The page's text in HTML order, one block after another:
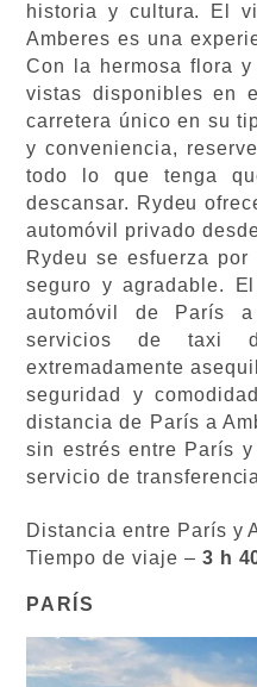
historia y cultura. El
Amberes es una
Con la hermosa flora
vistas disponibles en
carretera único en su
y conveniencia,
todo lo que tenga
descansar. Rydeu
automóvil privado
Rydeu se esfuerza
seguro y agradable.
automóvil de París
servicios de taxi
extremadamente
seguridad y
distancia de París a
sin estrés entre París
servicio de
Distancia entre París y
Tiempo de viaje – 3 h
PARÍS